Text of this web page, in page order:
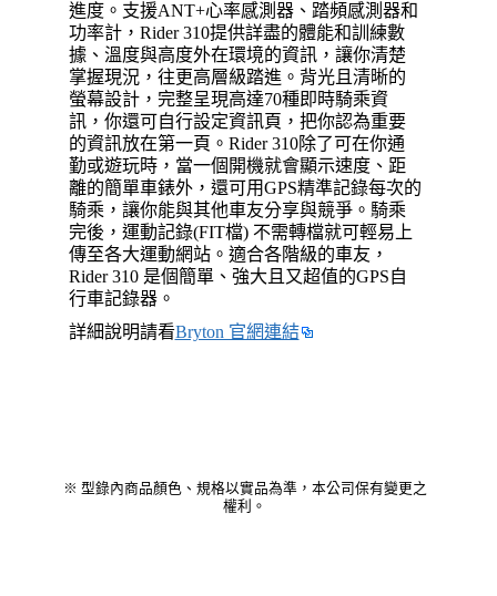
進度。支援ANT+心率感測器、踏頻感測器和
功率計，Rider 310提供詳盡的體能和訓練數
據、溫度與高度外在環境的資訊，讓你清楚
掌握現況，往更高層級踏進。背光且清晰的
螢幕設計，完整呈現高達70種即時騎乘資
訊，你還可自行設定資訊頁，把你認為重要
的資訊放在第一頁。Rider 310除了可在你通
勤或遊玩時，當一個開機就會顯示速度、距
離的簡單車錶外，還可用GPS精準記錄每次的
騎乘，讓你能與其他車友分享與競爭。騎乘
完後，運動記錄(FIT檔) 不需轉檔就可輕易上
傳至各大運動網站。適合各階級的車友，
Rider 310 是個簡單、強大且又超值的GPS自
行車記錄器。
詳細說明請看Bryton 官網連結
※ 型錄內商品顏色、規格以實品為準，本公司保有變更之
權利。